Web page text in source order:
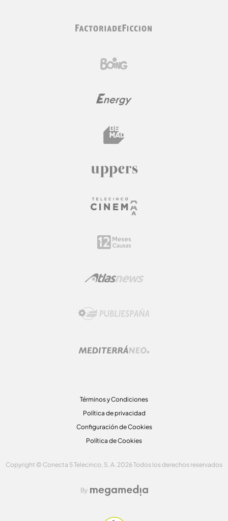
Términos y Condiciones
Política de privacidad
Configuración de Cookies
Política de Cookies
Copyright © Conecta 5 Telecinco, S. A. 2026 Todos los derechos reservados
By